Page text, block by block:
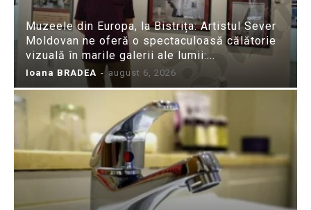
Muzeele din Europa, la Bistrița: Artistul Sever
Moldovan ne oferă o spectaculoasă călătorie
vizuală în marile galerii ale lumii:...
Ioana BRADEA - august 6, 2026